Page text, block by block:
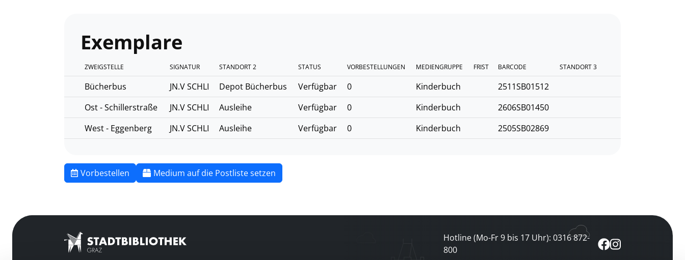
Exemplare
ZWEIGSTELLE SIGNATUR STANDORT 2 STATUS VORBESTELLUNGEN MEDIENGRUPPE FRIST BARCODE STANDORT 3
Bücherbus JN.V SCHLI Depot Bücherbus Verfügbar 0 Kinderbuch
2511SB01512
Ost - Schillerstraße
JN.V SCHLI Ausleihe Verfügbar 0 Kinderbuch
2606SB01450
West - Eggenberg
JN.V SCHLI Ausleihe Verfügbar 0 Kinderbuch 2505SB02869
Vorbestellen Medium auf die Postliste setzen
Hotline (Mo-Fr 9 bis 17 Uhr): 0316 872-
800